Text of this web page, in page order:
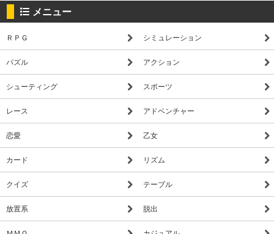
メニュー
ＲＰＧ シミュレーション
パズル アクション
シューティング スポーツ
レース アドベンチャー
恋愛 乙女
カード リズム
クイズ テーブル
放置系 脱出